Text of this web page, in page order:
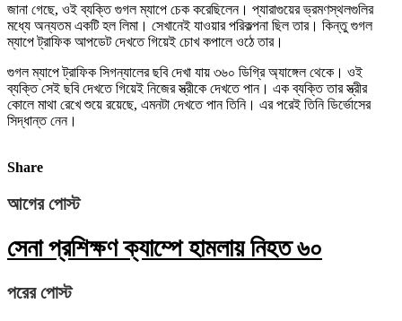
জানা গেছে, ওই ব্যক্তি গুগল ম্যাপে চেক করেছিলেন। প্যারাগুয়ের ভ্রমণস্থলগুলির
মধ্যে অন্যতম একটি হল লিমা। সেখানেই যাওয়ার পরিকল্পনা ছিল তার। কিন্তু গুগল
ম্যাপে ট্রাফিক আপডেট দেখতে গিয়েই চোখ কপালে ওঠে তার।
গুগল ম্যাপে ট্রাফিক সিগন্যালের ছবি দেখা যায় ৩৬০ ডিগ্রি অ্যাঙ্গেল থেকে। ওই
ব্যক্তি সেই ছবি দেখতে গিয়েই নিজের স্ত্রীকে দেখতে পান। এক ব্যক্তি তার স্ত্রীর
কোলে মাথা রেখে শুয়ে রয়েছে, এমনটা দেখতে পান তিনি। এর পরেই তিনি ডির্ভোসের
সিদ্ধান্ত নেন।
Share
আগের পোস্ট
সেনা প্রশিক্ষণ ক্যাম্পে হামলায় নিহত ৬০
পরের পোস্ট